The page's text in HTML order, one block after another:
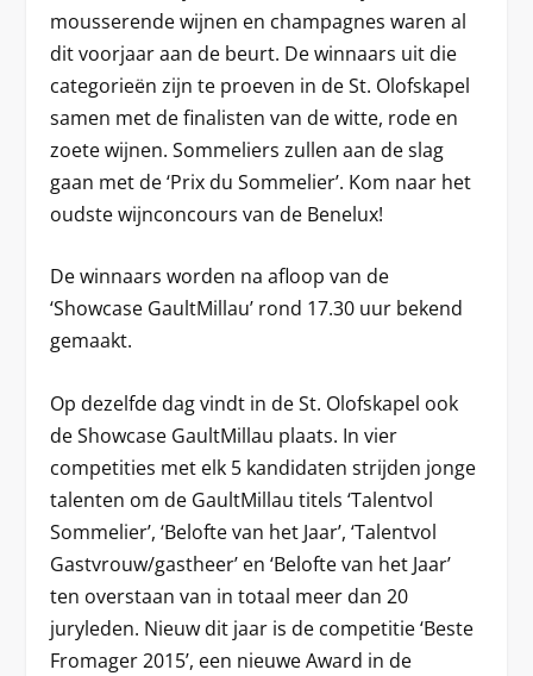
mousserende wijnen en champagnes waren al
dit voorjaar aan de beurt. De winnaars uit die
categorieën zijn te proeven in de St. Olofskapel
samen met de finalisten van de witte, rode en
zoete wijnen. Sommeliers zullen aan de slag
gaan met de ‘Prix du Sommelier’. Kom naar het
oudste wijnconcours van de Benelux!
De winnaars worden na afloop van de
‘Showcase GaultMillau’ rond 17.30 uur bekend
gemaakt.
Op dezelfde dag vindt in de St. Olofskapel ook
de Showcase GaultMillau plaats. In vier
competities met elk 5 kandidaten strijden jonge
talenten om de GaultMillau titels ‘Talentvol
Sommelier’, ‘Belofte van het Jaar’, ‘Talentvol
Gastvrouw/gastheer’ en ‘Belofte van het Jaar’
ten overstaan van in totaal meer dan 20
juryleden. Nieuw dit jaar is de competitie ‘Beste
Fromager 2015’, een nieuwe Award in de